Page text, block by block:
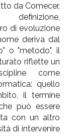
da Comecer,
di evoluzione
deriva dal
o "metodo", il
riflette un
come
quello
il termine
può essere
con un altro
di intervenire